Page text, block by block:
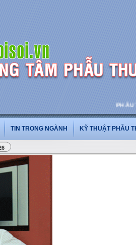
PHẪU
TIN TRONG NGÀNH KỸ THUẬT PHẪU